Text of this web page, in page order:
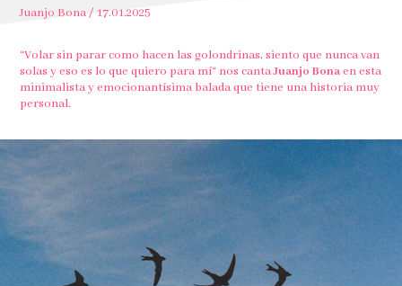
Juanjo Bona / 17.01.2025
“Volar sin parar como hacen las golondrinas, siento que nunca van
solas y eso es lo que quiero para mí“ nos cantaJuanjo Bonaen esta
minimalista y emocionantísima balada que tiene una historia muy
personal.